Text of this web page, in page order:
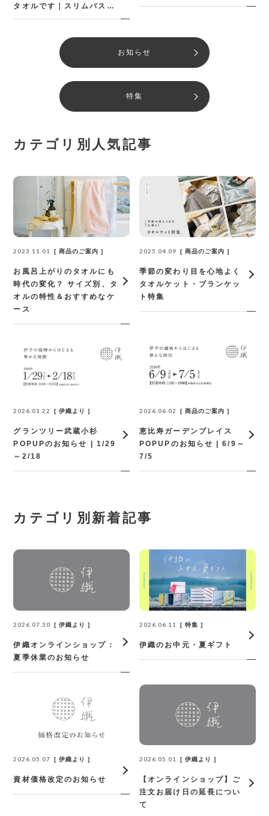
タオルです｜スリムバスタ
オルのススメ
お知らせ
特集
カテゴリ別人気記事
2023.11.01 商品のご案内
お風呂上がりのタオルにも
時代の変化？ サイズ別、タ
オルの特性＆おすすめなケ
ース
2025.04.09 商品のご案内
季節の変わり目を心地よく
タオルケット・ブランケッ
ト特集
2026.01.22 伊織より
グランツリー武蔵小杉
POPUPのお知らせ | 1/29
～2/18
2026.06.02 商品のご案内
恵比寿ガーデンプレイス
POPUPのお知らせ | 6/9～
7/5
カテゴリ別新着記事
2026.07.30 伊織より
伊織オンラインショップ：
夏季休業のお知らせ
2026.06.11 特集
伊織のお中元・夏ギフト
2026.05.07 伊織より
資材価格改定のお知らせ
2026.05.01 伊織より
【オンラインショップ】ご
注文お届け日の延長につい
て